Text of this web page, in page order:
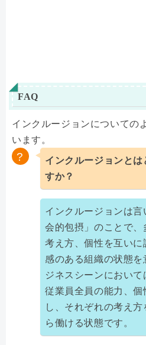
FAQ
インクルージョンについての
います。
インクルージョンと
すか？
インクルージョンは言
会的包摂」のことで、
考え方、個性を互い
感のある組織の状態
ジネスシーンにおい
従業員全員の能力、
し、それぞれの考え
ら働ける状態です。